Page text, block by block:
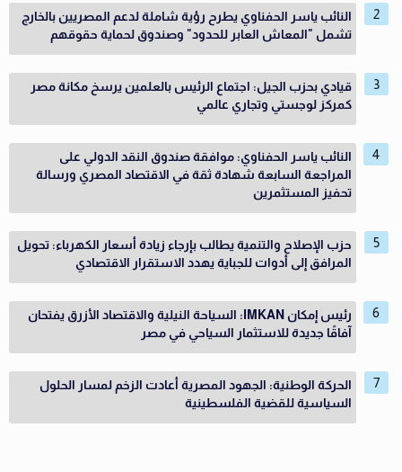
النائب ياسر الحفناوي يطرح رؤية شاملة لدعم المصريين بالخارج
تشمل "المعاش العابر للحدود" وصندوق لحماية حقوقهم
قيادي بحزب الجيل: اجتماع الرئيس بالعلمين يرسخ مكانة مصر
كمركز لوجستي وتجاري عالمي
النائب ياسر الحفناوي: موافقة صندوق النقد الدولي على
المراجعة السابعة شهادة ثقة في الاقتصاد المصري ورسالة
تحفيز المستثمرين
حزب الإصلاح والتنمية يطالب بإرجاء زيادة أسعار الكهرباء: تحويل
المرافق إلى أدوات للجباية يهدد الاستقرار الاقتصادي
رئيس إمكان IMKAN: السياحة النيلية والاقتصاد الأزرق يفتحان
آفاقًا جديدة للاستثمار السياحي في مصر
الحركة الوطنية: الجهود المصرية أعادت الزخم لمسار الحلول
السياسية للقضية الفلسطينية